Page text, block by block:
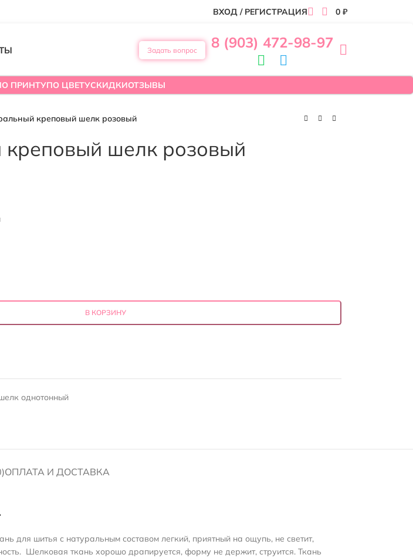
ВХОД / РЕГИСТРАЦИЯ 0 ₽
Задать вопрос 8 (903) 472-98-97
ПРИНТУПО ЦВЕТУСКИДКИОТЗЫВЫ
креповый шелк розовый
шелк розовый
В КОРЗИНУ
однотонный
ОПЛАТА И ДОСТАВКА
для шитья с натуральным составом легкий, приятный на ощупь, не светит,
. Шелковая ткань хорошо драпируется, форму не держит, струится. Ткань